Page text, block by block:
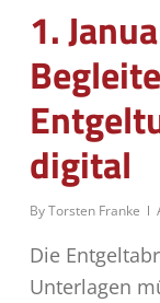
1.
digital
ByTorsten Franke
Die
Unterlagen